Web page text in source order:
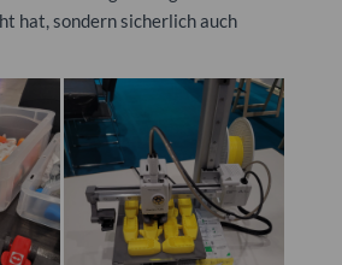
hat, sondern sicherlich auch